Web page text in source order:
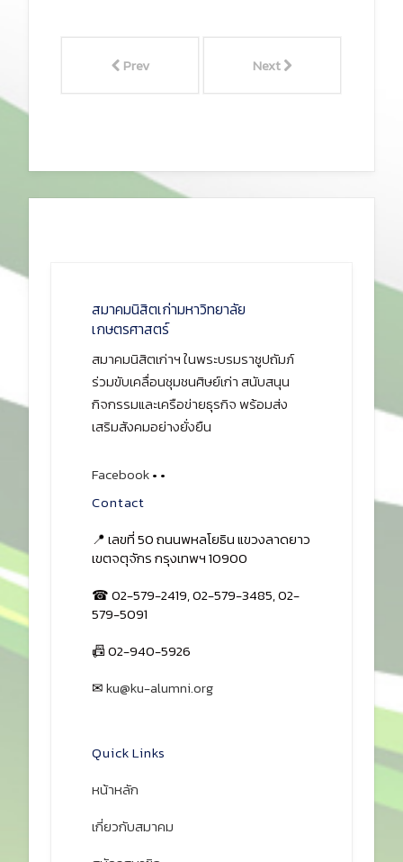
Prev Next
สมาคมนิสิตเก่ามหาวิทยาลัย
เกษตรศาสตร์
สมาคมนิสิตเก่าฯ ในพระบรมราชูปถัมภ์
ร่วมขับเคลื่อนชุมชนศิษย์เก่า สนับสนุน
กิจกรรมและเครือข่ายธุรกิจ พร้อมส่ง
เสริมสังคมอย่างยั่งยืน
Facebook• •
Contact
📍 เลขที่ 50 ถนนพหลโยธิน แขวงลาดยาว
เขตจตุจักร กรุงเทพฯ 10900
☎ 02-579-2419, 02-579-3485, 02-
579-5091
📠 02-940-5926
✉ku@ku-alumni.org
Quick Links
หน้าหลัก
เกี่ยวกับสมาคม